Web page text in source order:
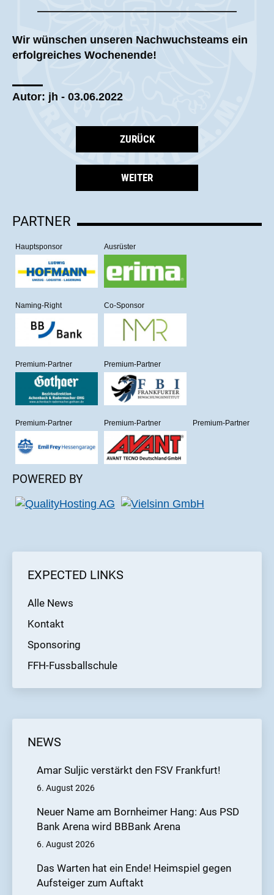
Wir wünschen unseren Nachwuchsteams ein
erfolgreiches Wochenende!
Autor: jh - 03.06.2022
ZURÜCK
WEITER
PARTNER
Hauptsponsor Ausrüster
Naming-Right Co-Sponsor
Premium-Partner Premium-Partner
Premium-Partner Premium-Partner Premium-Partner
POWERED BY
EXPECTED LINKS
Alle News
Kontakt
Sponsoring
FFH-Fussballschule
NEWS
Amar Suljic verstärkt den FSV Frankfurt!
6. August 2026
Neuer Name am Bornheimer Hang: Aus PSD
Bank Arena wird BBBank Arena
6. August 2026
Das Warten hat ein Ende! Heimspiel gegen
Aufsteiger zum Auftakt